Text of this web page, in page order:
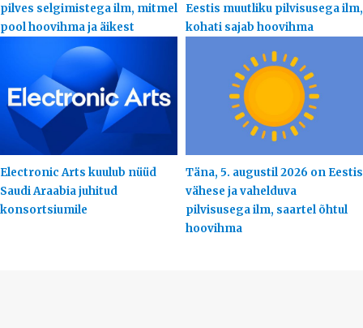
pilves selgimistega ilm, mitmel
pool hoovihma ja äikest
Eestis muutliku pilvisusega ilm,
kohati sajab hoovihma
Electronic Arts kuulub nüüd
Saudi Araabia juhitud
konsortsiumile
Täna, 5. augustil 2026 on Eestis
vähese ja vahelduva
pilvisusega ilm, saartel õhtul
hoovihma